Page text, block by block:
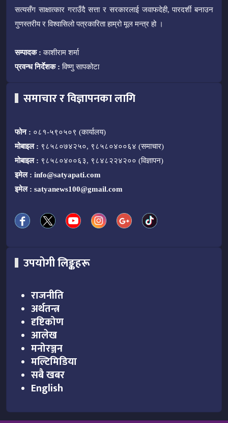
सत्यसँग साक्षात्कार गराउँदै सत्ता र सरकारलाई जवाफदेही, पारदर्शी बनाउन
गुणस्तरीय र विश्वासिलो पत्रकारिता हाम्रो मूल मन्त्र हो ।
सम्पादक : काशीराम शर्मा
प्रवन्ध निर्देशक : विष्णु सापकोटा
समाचार र विज्ञापनका लागि
फोन : ०८१-५९०५०९ (कार्यालय)
मोबाइल : ९८५८०७४२५०, ९८५८०४००६४ (समाचार)
मोबाइल : ९८५८०४००६३, ९८४८२२४२०० (विज्ञापन)
इमेल : info@satyapati.com
इमेल : satyanews100@gmail.com
उपयोगी लिङ्कहरू
राजनीति
अर्थतन्त्र
दृष्टिकोण
आलेख
मनोरञ्जन
मल्टिमिडिया
सबै खबर
English